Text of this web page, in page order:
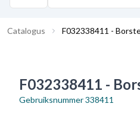
Catalogus F032338411 -
F032338411 -
Gebruiksnummer338411